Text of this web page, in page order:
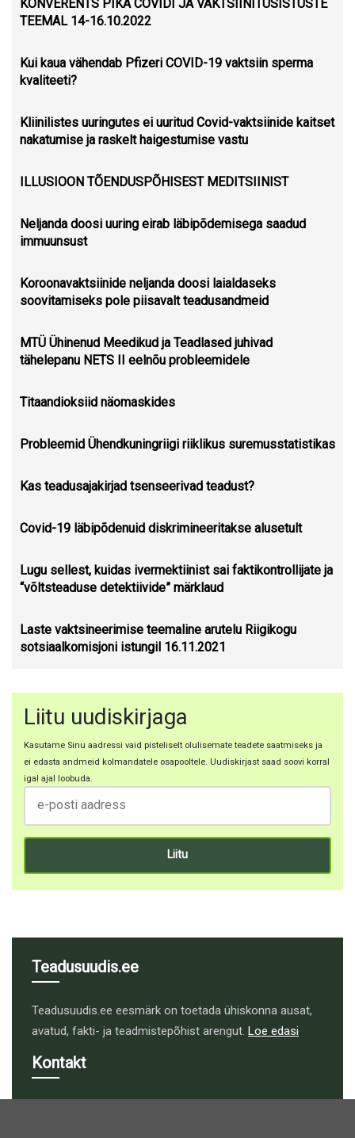
KONVERENTS PIKA COVIDI JA VAKTSIINITÜSISTUSTE
TEEMAL 14-16.10.2022
Kui kaua vähendab Pfizeri COVID-19 vaktsiin sperma
kvaliteeti?
Kliinilistes uuringutes ei uuritud Covid-vaktsiinide kaitset
nakatumise ja raskelt haigestumise vastu
ILLUSIOON TÕENDUSPÕHISEST MEDITSIINIST
Neljanda doosi uuring eirab läbipõdemisega saadud
immuunsust
Koroonavaktsiinide neljanda doosi laialdaseks
soovitamiseks pole piisavalt teadusandmeid
MTÜ Ühinenud Meedikud ja Teadlased juhivad
tähelepanu NETS II eelnõu probleemidele
Titaandioksiid näomaskides
Probleemid Ühendkuningriigi riiklikus suremusstatistikas
Kas teadusajakirjad tsenseerivad teadust?
Covid-19 läbipõdenuid diskrimineeritakse alusetult
Lugu sellest, kuidas ivermektiinist sai faktikontrollijate ja
“võltsteaduse detektiivide” märklaud
Laste vaktsineerimise teemaline arutelu Riigikogu
sotsiaalkomisjoni istungil 16.11.2021
Liitu uudiskirjaga
Kasutame Sinu aadressi vaid pisteliselt olulisemate teadete saatmiseks ja
ei edasta andmeid kolmandatele osapooltele. Uudiskirjast saad soovi korral
igal ajal loobuda.
Teadusuudis.ee
Teadusuudis.ee eesmärk on toetada ühiskonna ausat,
avatud, fakti- ja teadmistepõhist arengut. Loe edasi
Kontakt